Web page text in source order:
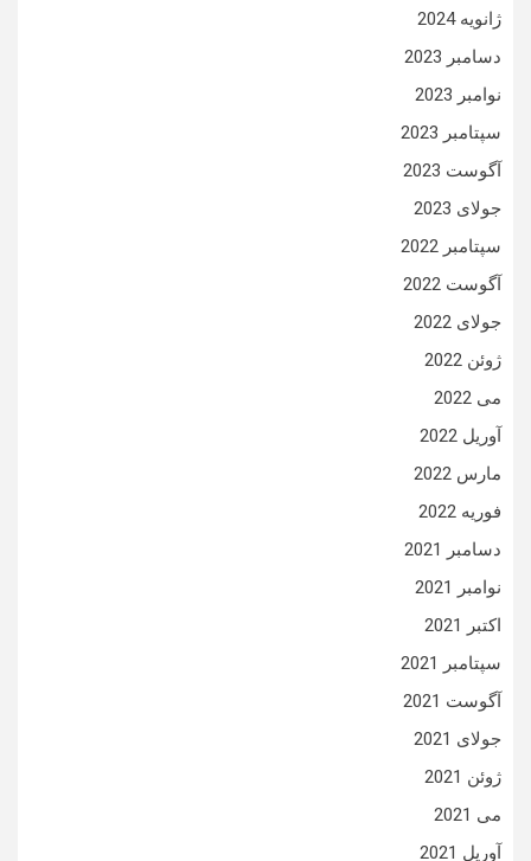
ژانویه 2024
دسامبر 2023
نوامبر 2023
سپتامبر 2023
آگوست 2023
جولای 2023
سپتامبر 2022
آگوست 2022
جولای 2022
ژوئن 2022
می 2022
آوریل 2022
مارس 2022
فوریه 2022
دسامبر 2021
نوامبر 2021
اکتبر 2021
سپتامبر 2021
آگوست 2021
جولای 2021
ژوئن 2021
می 2021
آوریل 2021